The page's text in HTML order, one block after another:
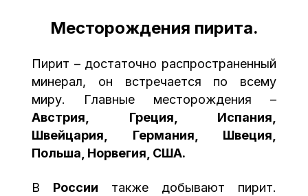
Месторождения пирита.
Пирит – достаточно распространенный
минерал, он встречается по всему
миру. Главные месторождения –
Австрия, Греция, Испания,
Швейцария, Германия, Швеция,
Польша, Норвегия, США.
В России также добывают пирит.